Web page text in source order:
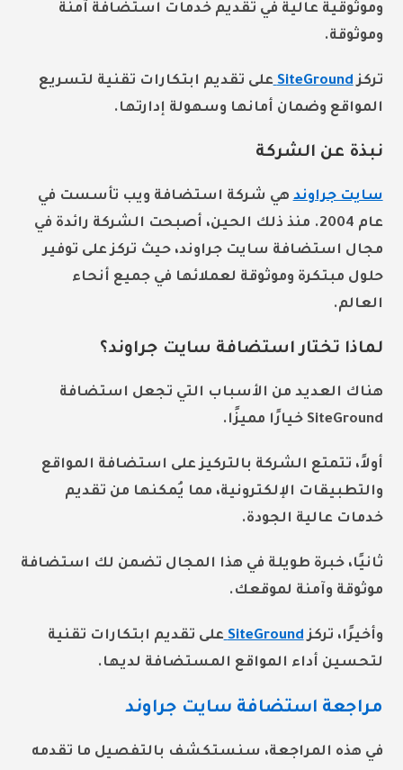
وموثوقية عالية في تقديم خدمات استضافة آمنة
وموثوقة.
تركزSiteGround على تقديم ابتكارات تقنية لتسريع
المواقع وضمان أمانها وسهولة إدارتها.
نبذة عن الشركة
سايت جراوندهي شركة استضافة ويب تأسست في
عام 2004. منذ ذلك الحين، أصبحت الشركة رائدة في
مجال استضافة سايت جراوند، حيث تركز على توفير
حلول مبتكرة وموثوقة لعملائها في جميع أنحاء
العالم.
لماذا تختار استضافة سايت جراوند؟
هناك العديد من الأسباب التي تجعل استضافة
SiteGround خيارًا مميزًا.
أولاً، تتمتع الشركة بالتركيز على استضافة المواقع
والتطبيقات الإلكترونية، مما يُمكنها من تقديم
خدمات عالية الجودة.
ثانيًا،خبرة طويلة في هذا المجال تضمن لك استضافة
موثوقة وآمنة لموقعك.
وأخيرًا، تركزSiteGround على تقديم ابتكارات تقنية
لتحسين أداء المواقع المستضافة لديها.
مراجعة استضافة سايت جراوند
في هذه المراجعة، سنستكشف بالتفصيل ما تقدمه